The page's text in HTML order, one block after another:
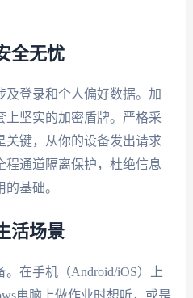
全无忧
登录和个人偏好数据。加
上坚实的加密盾牌。严格采
关键，从你的设备发出请求
程通道隔离保护，杜绝信息
基础。
活场景
在手机（Android/iOS）上